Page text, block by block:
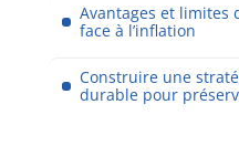
Avantages et limites
face à l’inflation
Construire une
durable pour